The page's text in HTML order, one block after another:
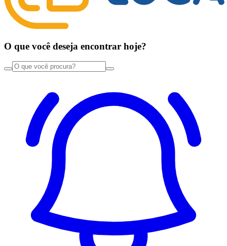
O que você deseja encontrar hoje?